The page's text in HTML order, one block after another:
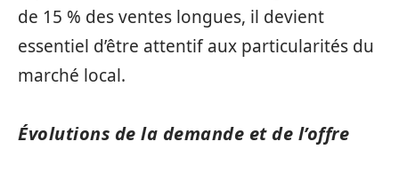
de 15 % des ventes longues, il devient
essentiel d’être attentif aux particularités du
marché local.
Évolutions de la demande et de l’offre